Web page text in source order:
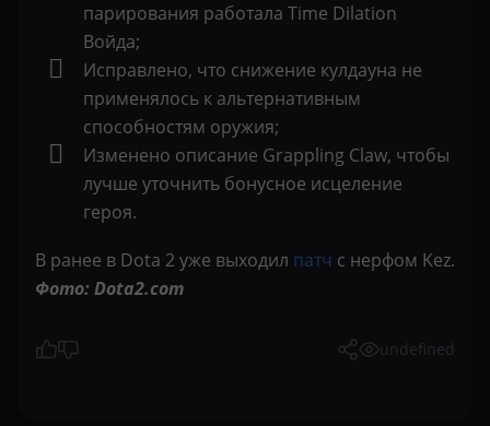
парирования работала Time Dilation
Войда;
Исправлено, что снижение кулдауна не
применялось к альтернативным
способностям оружия;
Изменено описание Grappling Claw, чтобы
лучше уточнить бонусное исцеление
героя.
В ранее в Dota 2 уже выходил патч с нерфом Kez.
Фото: Dota2.com
undefined